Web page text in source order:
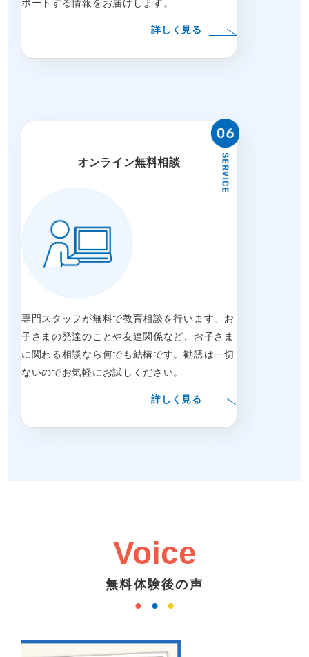
ポートする情報をお届けします。
詳しく見る
オンライン無料相談
専門スタッフが無料で教育相談を行います。お
子さまの発達のことや友達関係など、お子さま
に関わる相談なら何でも結構です。勧誘は一切
ないのでお気軽にお試しください。
詳しく見る
Voice
無料体験後の声